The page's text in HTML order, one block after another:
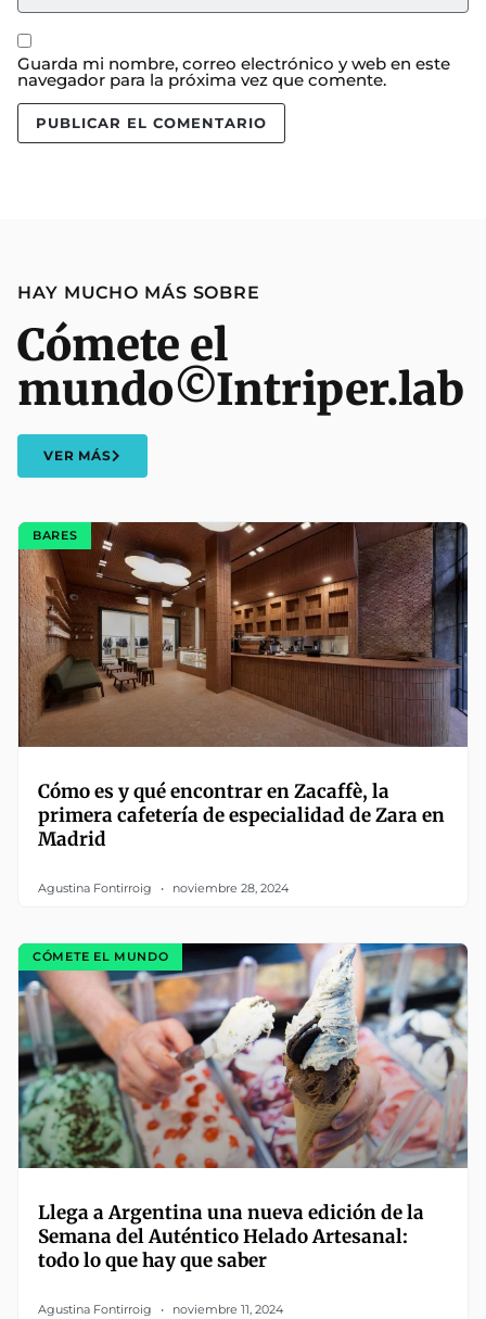
Guarda mi nombre, correo electrónico y web en este
navegador para la próxima vez que comente.
HAY MUCHO MÁS SOBRE
Cómete el
mundo©Intriper.lab
VER MÁS
BARES
Cómo es y qué encontrar en Zacaffè, la
primera cafetería de especialidad de Zara en
Madrid
Agustina Fontirroig noviembre 28, 2024
CÓMETE EL MUNDO
Llega a Argentina una nueva edición de la
Semana del Auténtico Helado Artesanal:
todo lo que hay que saber
Agustina Fontirroig noviembre 11, 2024